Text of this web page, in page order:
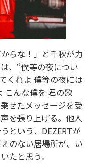
らな！」と千秋が力
、“僕等の夜につい
くれよ 僕等の夜には
こんな僕を 君の歌
せたメッセージを受
を張り上げる。他人
という、DEZERTが
のない居場所が、い
たと思う。